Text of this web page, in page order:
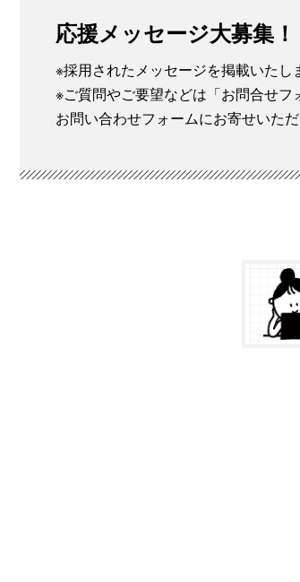
応援メッセージ大募集！
※採用されたメッセージを掲載いたし
※ご質問やご要望などは「お問合せフ
お問い合わせフォームにお寄せいた